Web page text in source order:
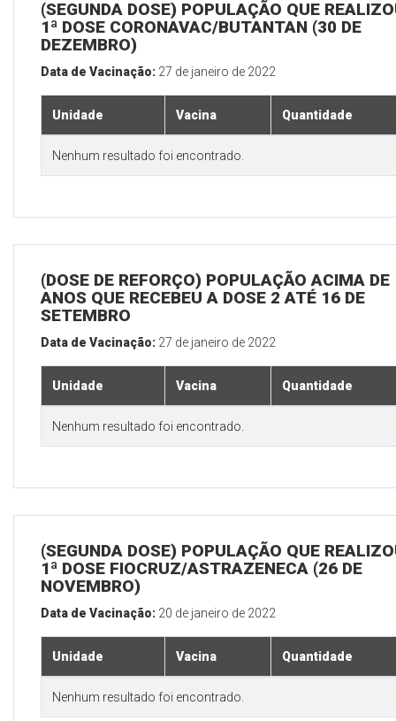
(SEGUNDA DOSE) POPULAÇÃO QUE
1ª DOSE CORONAVAC/BUTANTAN (30 DE
DEZEMBRO)
Data de Vacinação: 27 de janeiro de 2022
Unidade Vacina Quantidade
Nenhum resultado foi encontrado.
(DOSE DE REFORÇO) POPULAÇÃO ACIMA DE
ANOS QUE RECEBEU A DOSE 2 ATÉ 16 DE
SETEMBRO
Data de Vacinação: 27 de janeiro de 2022
Unidade Vacina Quantidade
Nenhum resultado foi encontrado.
(SEGUNDA DOSE) POPULAÇÃO QUE
1ª DOSE FIOCRUZ/ASTRAZENECA (26 DE
NOVEMBRO)
Data de Vacinação: 20 de janeiro de 2022
Unidade Vacina Quantidade
Nenhum resultado foi encontrado.